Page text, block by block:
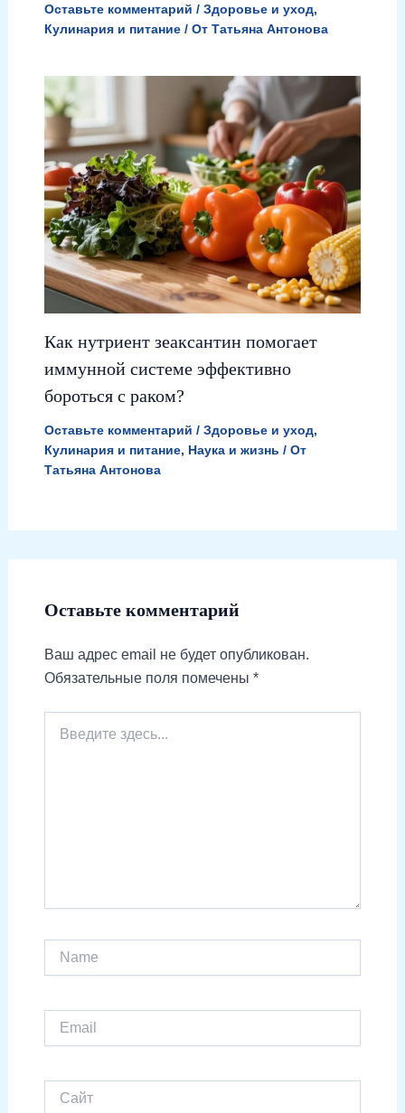
Оставьте комментарий / Здоровье и уход,
Кулинария и питание/ От Татьяна Антонова
Как нутриент зеаксантин помогает
иммунной системе эффективно
бороться с раком?
Оставьте комментарий / Здоровье и уход,
Кулинария и питание, Наука и жизнь / От
Татьяна Антонова
Оставьте комментарий
Ваш адрес email не будет опубликован.
Обязательные поля помечены *
здесь...